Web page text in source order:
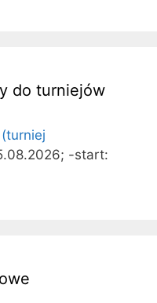
do turniejów
-start: